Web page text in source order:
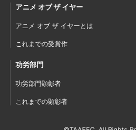
アニメ オブ ザ イヤー
アニメ オブ ザ イヤーとは
これまでの受賞作
功労部門
功労部門顕彰者
これまでの顕彰者